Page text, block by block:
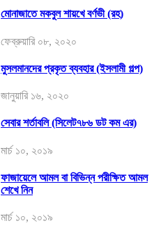
মোনাজাতে মকবুল শায়খে বর্ণভী (রহ)
ফেব্রুয়ারি ০৮, ২০২০
মুসলমানদের প্রকৃত ব্যবহার (ইসলামী গল্প)
জানুয়ারি ১৬, ২০২০
সেবার শর্তাবলি (সিলেট৭৮৬ ডট কম এর)
মার্চ ১০, ২০১৯
ফাজায়েলে আমল বা বিভিন্ন পরীক্ষিত আমল
শেখে নিন
মার্চ ১০, ২০১৯